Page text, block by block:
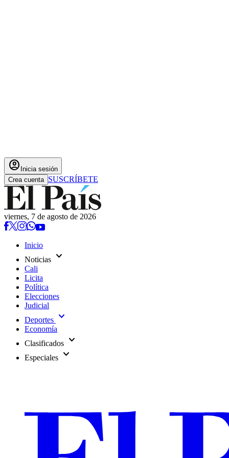
account_circle Inicia sesión
Crea cuenta SUSCRÍBETE
viernes, 7 de agosto de 2026
Inicio
Noticias expand_more
Cali
Licita
Política
Elecciones
Judicial
Deportes expand_more
Economía
Clasificados expand_more
Especiales expand_more